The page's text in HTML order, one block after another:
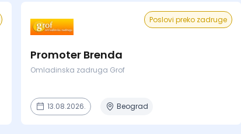
Poslovi preko zadruge
Promoter Brenda
Omladinska zadruga Grof
13.08.2026. Beograd